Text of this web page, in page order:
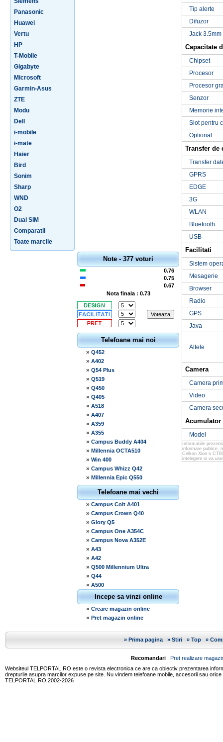
Panasonic
Huawei
Vertu
HP
T-Mobile
Gigabyte
Microsoft
Garmin-Asus
ZTE
Modu
Dell
i-mobile
i-mate
Haier
Bird
Sonim
Sharp
WND
O2
Dual SIM
Comparatii
Toate marcile
Note - 377 voturi
0.76
0.75
0.67
Nota finala : 0.73
Telefoane mai noi
» Q452
» A402
» Q54 Plus
» Q519
» Q450
» Q405
» A518
» A407
» A359
» A355
» Campus Buddy A404
» Millennia OCTA510
» Win 400
» Campus Whizz Q42
» Millennia Epic Q550
Telefoane mai vechi
» Campus Colt A401
» Campus Crown Q40
» Glory Q5
» Campus One A354C
» Campus Nova A352E
» A43
» A42
» Q500 Millennium Ultra
» Q44
» A500
Incepe sa vinzi online
» Creare magazin online
» Pret magazin online
Tip alerte
Difuzor
Jack 3.5mm
Capacitate
Chipset
Procesor
Procesor
Senzor
Memorie
Slot pentru
Optional
Transfer de
Transfer
GPRS
EDGE
3G
WLAN
Bluetooth
USB
Facilitati
Sistem
Mesagerie
Browser
Radio
GPS
Java
Altele
Camera
Camera
Video
Camera
Acumulator
Model
Informatiile
informare publice,
Celkon Xion s
intelegere si va
» Prima pagina» Stiri» Top»
Recomandari : Pret realizare
Websiteul TELPORTAL.RO este o revista electronica ce are ca obiectiv prezentarea
drepturile asupra marcilor expuse pe site. Nu vindem telefoane mobile, accesorii sau
TELPORTAL.RO 2002-2026